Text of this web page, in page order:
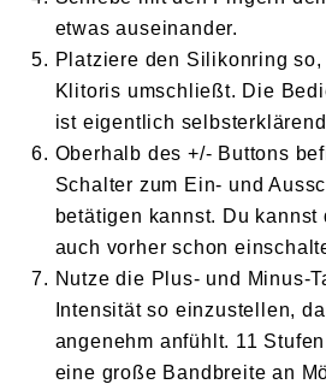
etwas auseinander.
Platziere den Silikonring
Klitoris umschließt. Die
ist eigentlich
Oberhalb des +/- Buttons
Schalter zum Ein- und
betätigen kannst. Du kannst
auch vorher schon
Nutze die Plus- und Minus-
Intensität so einzustellen,
angenehm anfühlt. 11
eine große Bandbreite an